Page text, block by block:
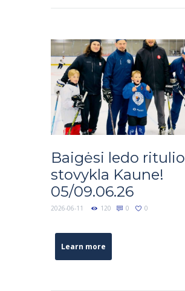
Baigėsi ledo ritulio
stovykla Kaune!
05/09.06.26
2026-06-11 120 0 0
Learn more